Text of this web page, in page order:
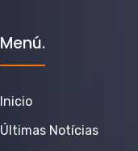
Menú.
Inicio
Últimas Notícias